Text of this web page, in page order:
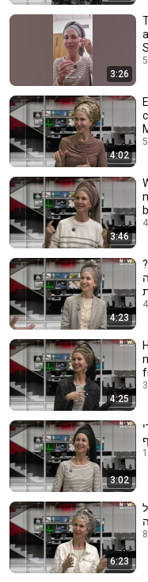
3:26
4:02
3:46
4:23
4:25
3:02
6:23